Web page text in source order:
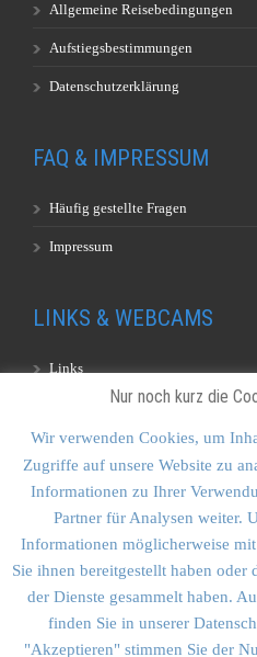
Allgemeine Reisebedingungen
Aufstiegsbestimmungen
Datenschutzerklärung
FAQ & IMPRESSUM
Häufig gestellte Fragen
Impressum
LINKS & WEBCAMS
Links
KONTAKT & SITEMAP
Kontakt
Sitemap
Vulkankultour-BUFF®
Nur noch kurz die
Wir verwenden Cookies, um
Zugriffe auf unsere Website zu
Informationen zu Ihrer
Partner für Analysen weiter.
Informationen möglicherweise
Sie ihnen bereitgestellt haben
der Dienste gesammelt haben.
finden Sie in unserer
"Akzeptieren" stimmen Sie der